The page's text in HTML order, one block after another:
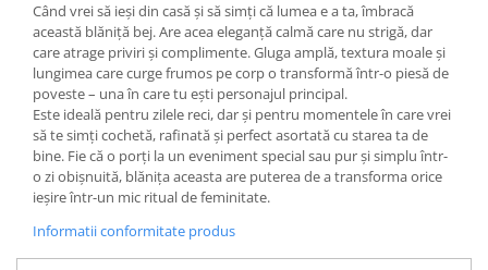
Când vrei să ieși din casă și să simți că lumea e a ta, îmbracă
această blăniță bej. Are acea eleganță calmă care nu strigă, dar
care atrage priviri și complimente. Gluga amplă, textura moale și
lungimea care curge frumos pe corp o transformă într-o piesă de
poveste – una în care tu ești personajul principal.
Este ideală pentru zilele reci, dar și pentru momentele în care vrei
să te simți cochetă, rafinată și perfect asortată cu starea ta de
bine. Fie că o porți la un eveniment special sau pur și simplu într-
o zi obișnuită, blănița aceasta are puterea de a transforma orice
ieșire într-un mic ritual de feminitate.
Informatii conformitate produs